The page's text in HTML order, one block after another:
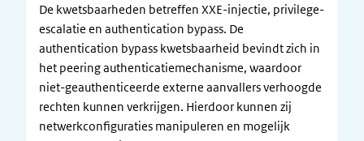
De kwetsbaarheden betreffen XXE-injectie, privilege-
escalatie en authentication bypass. De
authentication bypass kwetsbaarheid bevindt zich in
het peering authenticatiemechanisme, waardoor
niet-geauthenticeerde externe aanvallers verhoogde
rechten kunnen verkrijgen. Hierdoor kunnen zij
netwerkconfiguraties manipuleren en mogelijk